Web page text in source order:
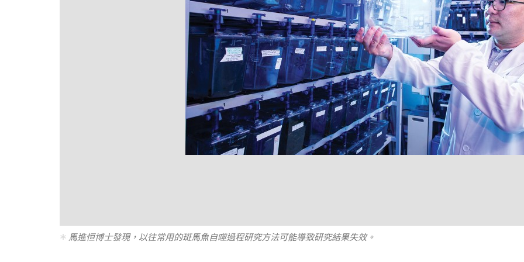
馬進恒博士發現，以往常用的斑馬魚自噬過程研究方法可能導致研究結果失效。